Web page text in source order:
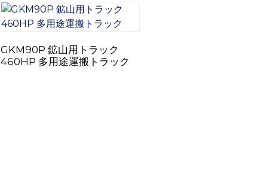
GKM90P 鉱山用トラック
460HP 多用途運搬トラック